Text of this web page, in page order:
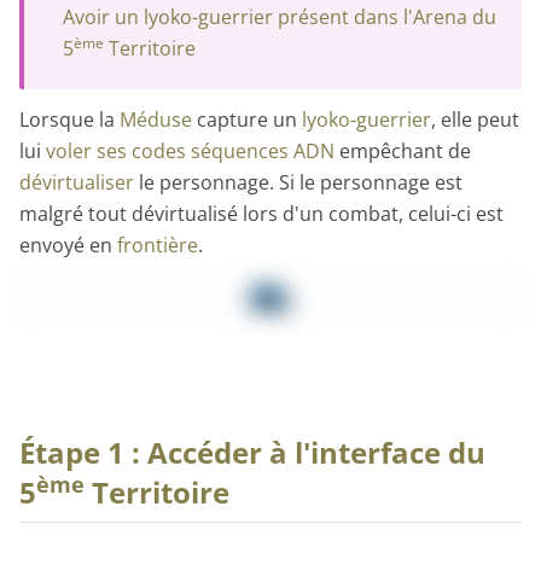
Avoir un lyoko-guerrier présent dans l'Arena du
5ème Territoire
Lorsque la Méduse capture un lyoko-guerrier, elle peut
lui voler ses codes séquences ADN empêchant de
dévirtualiser le personnage. Si le personnage est
malgré tout dévirtualisé lors d'un combat, celui-ci est
envoyé en frontière.
Étape 1 : Accéder à l'interface du
5ème Territoire